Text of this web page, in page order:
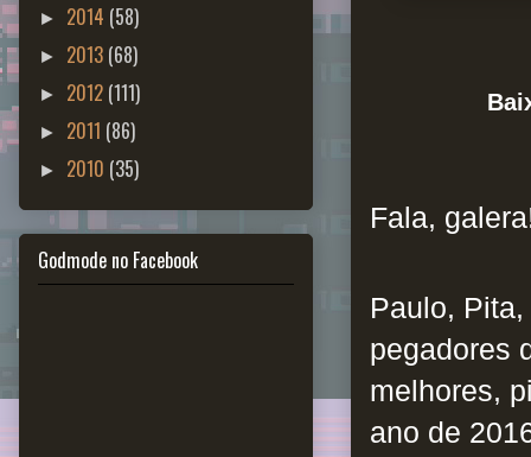
Fala,
Paulo,
pegadores
melhores,
ano de
► 2014 (58)
► 2013 (68)
► 2012 (111)
► 2011 (86)
► 2010 (35)
Godmode no Facebook